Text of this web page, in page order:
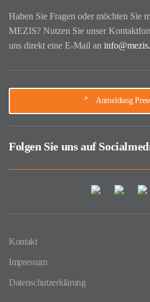
Haben Sie Fragen oder möchten Sie
MEZIS? Nutzen Sie unser
uns direkt eine E-Mail an
Anmeldung
Folgen Sie uns auf
Kontakt
Impressum
Datenschutzerklärung